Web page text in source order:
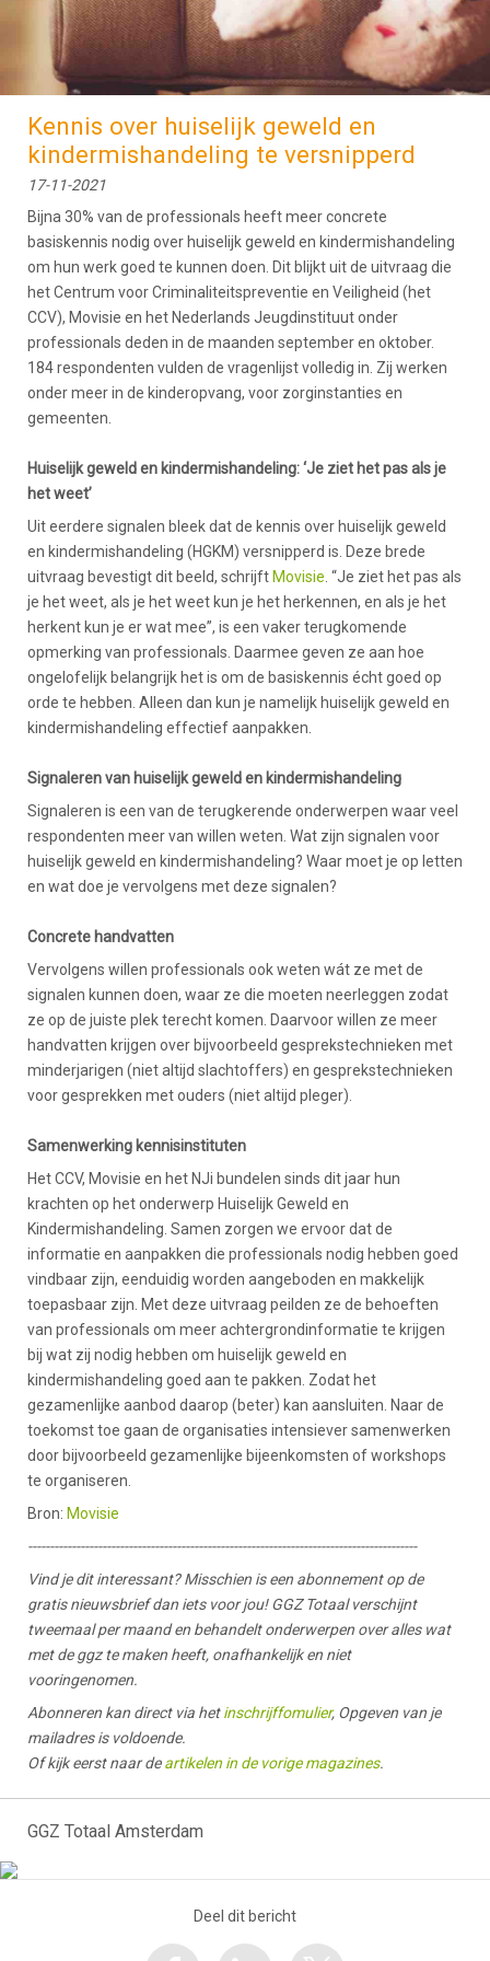
Kennis over huiselijk geweld en
kindermishandeling te versnipperd
17-11-2021
Bijna 30% van de professionals heeft meer concrete
basiskennis nodig over huiselijk geweld en kindermishandeling
om hun werk goed te kunnen doen. Dit blijkt uit de uitvraag die
het Centrum voor Criminaliteitspreventie en Veiligheid (het
CCV), Movisie en het Nederlands Jeugdinstituut onder
professionals deden in de maanden september en oktober.
184 respondenten vulden de vragenlijst volledig in. Zij werken
onder meer in de kinderopvang, voor zorginstanties en
gemeenten.
Huiselijk geweld en kindermishandeling: ‘Je ziet het pas als je
het weet’
Uit eerdere signalen bleek dat de kennis over huiselijk geweld
en kindermishandeling (HGKM) versnipperd is. Deze brede
uitvraag bevestigt dit beeld, schrijft Movisie. “Je ziet het pas als
je het weet, als je het weet kun je het herkennen, en als je het
herkent kun je er wat mee”, is een vaker terugkomende
opmerking van professionals. Daarmee geven ze aan hoe
ongelofelijk belangrijk het is om de basiskennis écht goed op
orde te hebben. Alleen dan kun je namelijk huiselijk geweld en
kindermishandeling effectief aanpakken.
Signaleren van huiselijk geweld en kindermishandeling
Signaleren is een van de terugkerende onderwerpen waar veel
respondenten meer van willen weten. Wat zijn signalen voor
huiselijk geweld en kindermishandeling? Waar moet je op letten
en wat doe je vervolgens met deze signalen?
Concrete handvatten
Vervolgens willen professionals ook weten wát ze met de
signalen kunnen doen, waar ze die moeten neerleggen zodat
ze op de juiste plek terecht komen. Daarvoor willen ze meer
handvatten krijgen over bijvoorbeeld gesprekstechnieken met
minderjarigen (niet altijd slachtoffers) en gesprekstechnieken
voor gesprekken met ouders (niet altijd pleger).
Samenwerking kennisinstituten
Het CCV, Movisie en het NJi bundelen sinds dit jaar hun
krachten op het onderwerp Huiselijk Geweld en
Kindermishandeling. Samen zorgen we ervoor dat de
informatie en aanpakken die professionals nodig hebben goed
vindbaar zijn, eenduidig worden aangeboden en makkelijk
toepasbaar zijn. Met deze uitvraag peilden ze de behoeften
van professionals om meer achtergrondinformatie te krijgen
bij wat zij nodig hebben om huiselijk geweld en
kindermishandeling goed aan te pakken. Zodat het
gezamenlijke aanbod daarop (beter) kan aansluiten. Naar de
toekomst toe gaan de organisaties intensiever samenwerken
door bijvoorbeeld gezamenlijke bijeenkomsten of workshops
te organiseren.
Bron: Movisie
-----------------------------------------------------------------------------------------
Vind je dit interessant? Misschien is een abonnement op de
gratis nieuwsbrief dan iets voor jou! GGZ Totaal verschijnt
tweemaal per maand en behandelt onderwerpen over alles wat
met de ggz te maken heeft, onafhankelijk en niet
vooringenomen.
Abonneren kan direct via hetinschrijffomulier, Opgeven van je
mailadres is voldoende.
Of kijk eerst naar deartikelen in de vorige magazines.
GGZ Totaal Amsterdam
Deel dit bericht